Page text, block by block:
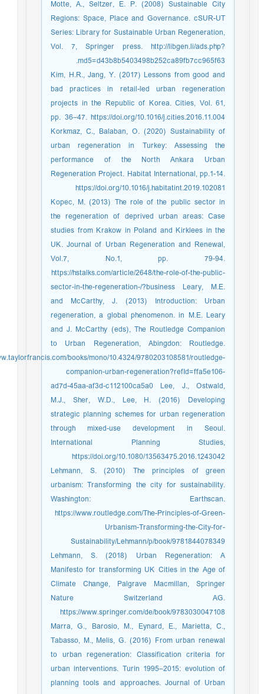
Motte, A., Seltzer, E. P. (2008) Sustainable City
Regions: Space, Place and Governance. cSUR-UT
Series: Library for Sustainable Urban Regeneration,
Vol. 7, Springer press. http://libgen.li/ads.php?
md5=d43b8b5403498b252ca89fb7cc965f63.
Kim, H.R., Jang, Y. (2017) Lessons from good and
bad practices in retail-led urban regeneration
projects in the Republic of Korea. Cities, Vol. 61,
pp. 36–47. https://doi.org/10.1016/j.cities.2016.11.004
Korkmaz, C., Balaban, O. (2020) Sustainability of
urban regeneration in Turkey: Assessing the
performance of the North Ankara Urban
Regeneration Project. Habitat International, pp.1-14.
https://doi.org/10.1016/j.habitatint.2019.102081
Kopec, M. (2013) The role of the public sector in
the regeneration of deprived urban areas: Case
studies from Krakow in Poland and Kirklees in the
UK. Journal of Urban Regeneration and Renewal,
Vol.7, No.1, pp. 79-94.
https://hstalks.com/article/2648/the-role-of-the-public-
sector-in-the-regeneration-/?business Leary, M.E.
and McCarthy, J. (2013) Introduction: Urban
regeneration, a global phenomenon. in M.E. Leary
and J. McCarthy (eds), The Routledge Companion
to Urban Regeneration, Abingdon: Routledge.
books/mono/10.4324/9780203108581/routledge-
companion-urban-regeneration?refId=ffa5e106-
ad7d-45aa-af3d-c112100ca5a0 Lee, J., Ostwald,
M.J., Sher, W.D., Lee, H. (2016) Developing
strategic planning schemes for urban regeneration
through mixed-use development in Seoul.
International Planning Studies,
https://doi.org/10.1080/13563475.2016.1243042
Lehmann, S. (2010) The principles of green
urbanism: Transforming the city for sustainability.
Washington: Earthscan.
https://www.routledge.com/The-Principles-of-Green-
Urbanism-Transforming-the-City-for-
Sustainability/Lehmann/p/book/9781844078349
Lehmann, S. (2018) Urban Regeneration: A
Manifesto for transforming UK Cities in the Age of
Climate Change, Palgrave Macmillan, Springer
Nature Switzerland AG.
https://www.springer.com/de/book/9783030047108
Marra, G., Barosio, M., Eynard, E., Marietta, C.,
Tabasso, M., Melis, G. (2016) From urban renewal
to urban regeneration: Classification criteria for
urban interventions. Turin 1995–2015: evolution of
planning tools and approaches. Journal of Urban